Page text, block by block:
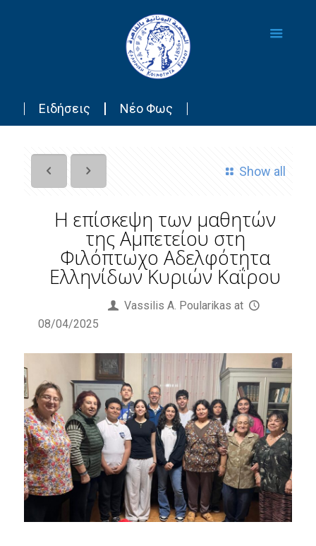
Ειδήσεις Νέο Φως
Show all
Η επίσκεψη των μαθητών
της Αμπετείου στη
Φιλόπτωχο Αδελφότητα
Ελληνίδων Κυριών Καΐρου
Vassilis Α. Poularikas at
08/04/2025